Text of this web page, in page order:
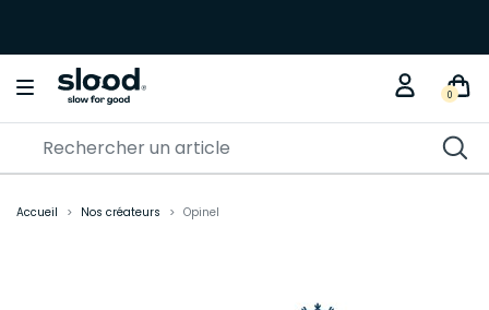
Braderie créative KITS DIY
0
Accueil Nos créateurs Opinel